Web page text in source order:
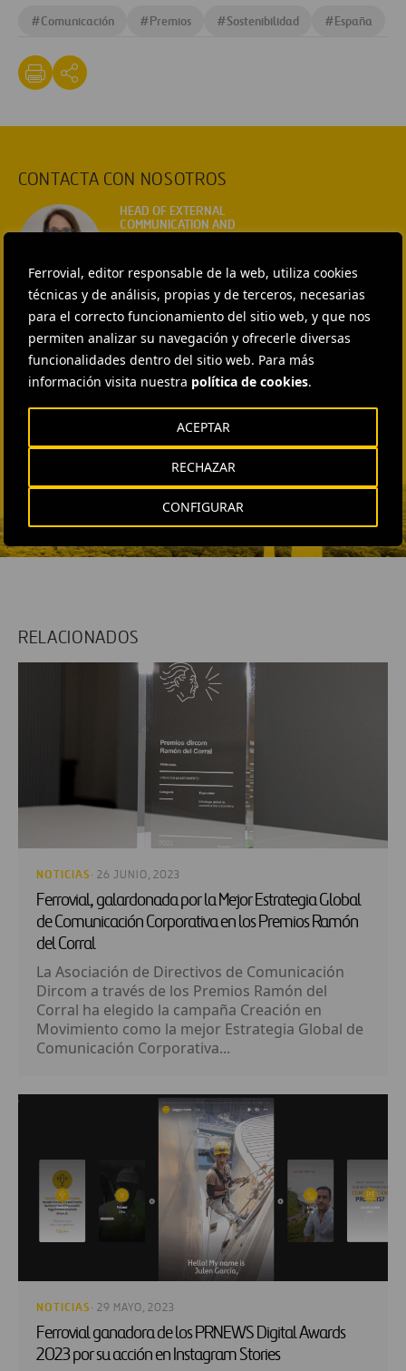
Ferrovial, editor responsable de la web, utiliza cookies
técnicas y de análisis, propias y de terceros, necesarias
para el correcto funcionamiento del sitio web, y que nos
permiten analizar su navegación y ofrecerle diversas
funcionalidades dentro del sitio web. Para más
información visita nuestra política de cookies.
CONFIGURAR
RECHAZAR
ACEPTAR
#Comunicación #Premios #Sostenibilidad #España
CONTACTA CON NOSOTROS
HEAD OF EXTERNAL
COMMUNICATION AND
ENVIAR CORREO
EXTERNAL COMMUNICATION
AND MEDIA RELATIONS
Isabel Muñoz Torres
ENVIAR CORREO
EXTERNAL COMMUNICATION
AND MEDIA RELATIONS
RELACIONADOS
NOTICIAS · 26 JUNIO, 2023
Ferrovial, galardonada por la Mejor Estrategia Global
de Comunicación Corporativa en los Premios Ramón
del Corral
La Asociación de Directivos de Comunicación
Dircom a través de los Premios Ramón del
Corral ha elegido la campaña Creación en
Movimiento como la mejor Estrategia Global de
Comunicación Corporativa...
NOTICIAS · 29 MAYO, 2023
Ferrovial ganadora de los PRNEWS Digital Awards
2023 por su acción en Instagram Stories